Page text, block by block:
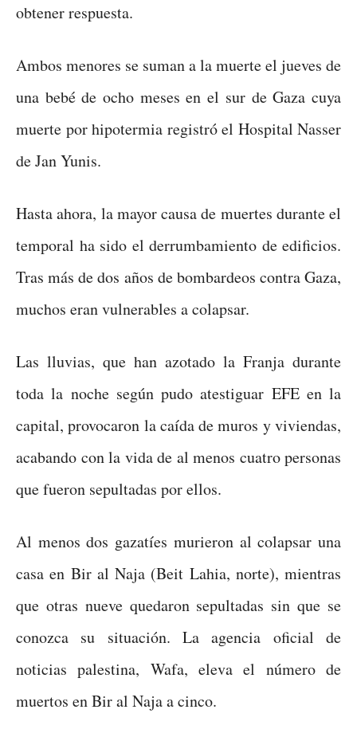
obtener respuesta.
Ambos menores se suman a la muerte el jueves de
una bebé de ocho meses en el sur de Gaza cuya
muerte por hipotermia registró el Hospital Nasser
de Jan Yunis.
Hasta ahora, la mayor causa de muertes durante el
temporal ha sido el derrumbamiento de edificios.
Tras más de dos años de bombardeos contra Gaza,
muchos eran vulnerables a colapsar.
Las lluvias, que han azotado la Franja durante
toda la noche según pudo atestiguar EFE en la
capital, provocaron la caída de muros y viviendas,
acabando con la vida de al menos cuatro personas
que fueron sepultadas por ellos.
Al menos dos gazatíes murieron al colapsar una
casa en Bir al Naja (Beit Lahia, norte), mientras
que otras nueve quedaron sepultadas sin que se
conozca su situación. La agencia oficial de
noticias palestina, Wafa, eleva el número de
muertos en Bir al Naja a cinco.